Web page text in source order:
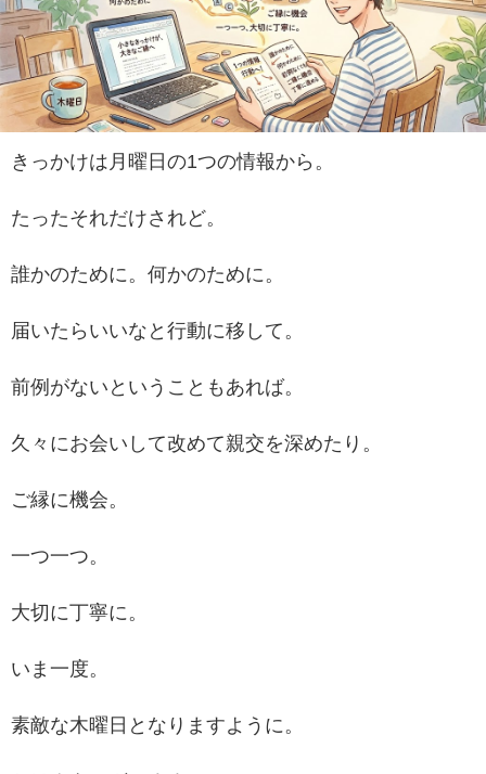
きっかけは月曜日の1つの情報から。
たったそれだけされど。
誰かのために。何かのために。
届いたらいいなと行動に移して。
前例がないということもあれば。
久々にお会いして改めて親交を深めたり。
ご縁に機会。
一つ一つ。
大切に丁寧に。
いま一度。
素敵な木曜日となりますように。